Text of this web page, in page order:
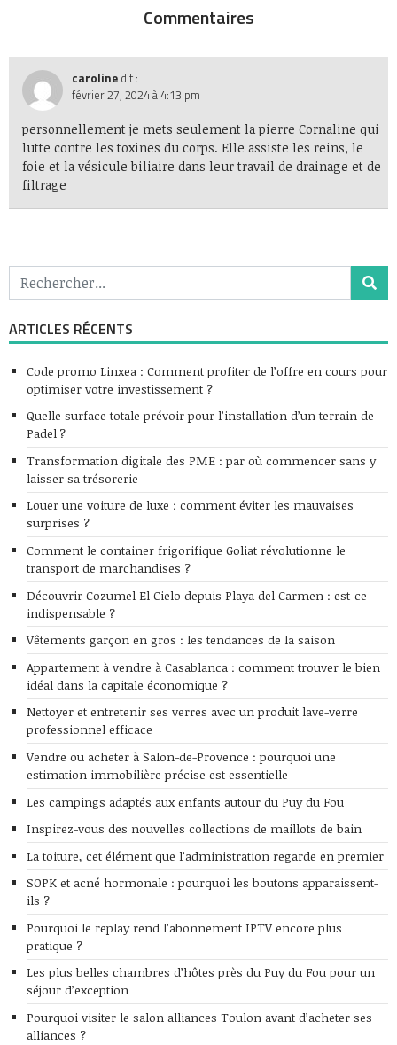
Commentaires
caroline dit :
février 27, 2024 à 4:13 pm
personnellement je mets seulement lapierre Cornaline qui
lutte contre les toxines du corps. Elle assiste les reins, le
foie et la vésicule biliaire dans leur travail de drainage et de
filtrage
ARTICLES RÉCENTS
Code promo Linxea : Comment profiter de l’offre en cours pour
optimiser votre investissement ?
Quelle surface totale prévoir pour l’installation d’un terrain de
Padel ?
Transformation digitale des PME : par où commencer sans y
laisser sa trésorerie
Louer une voiture de luxe : comment éviter les mauvaises
surprises ?
Comment le container frigorifique Goliat révolutionne le
transport de marchandises ?
Découvrir Cozumel El Cielo depuis Playa del Carmen : est-ce
indispensable ?
Vêtements garçon en gros : les tendances de la saison
Appartement à vendre à Casablanca : comment trouver le bien
idéal dans la capitale économique ?
Nettoyer et entretenir ses verres avec un produit lave-verre
professionnel efficace
Vendre ou acheter à Salon-de-Provence : pourquoi une
estimation immobilière précise est essentielle
Les campings adaptés aux enfants autour du Puy du Fou
Inspirez-vous des nouvelles collections de maillots de bain
La toiture, cet élément que l’administration regarde en premier
SOPK et acné hormonale : pourquoi les boutons apparaissent-
ils ?
Pourquoi le replay rend l’abonnement IPTV encore plus
pratique ?
Les plus belles chambres d’hôtes près du Puy du Fou pour un
séjour d’exception
Pourquoi visiter le salon alliances Toulon avant d’acheter ses
alliances ?